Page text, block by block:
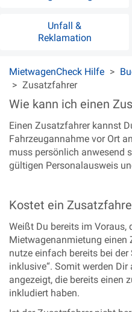
Unfall &
Reklamation
MietwagenCheck Hilfe
Zusatzfahrer
Wie kann ich einen
Einen Zusatzfahrer kannst
Fahrzeugannahme vor Ort
muss persönlich anwesend
gültigen Personalausweis
Kostet ein
Weißt Du bereits im Voraus,
Mietwagenanmietung
nutze einfach bereits bei
inklusive“. Somit werden
angezeigt, die bereits einen
inkludiert haben.